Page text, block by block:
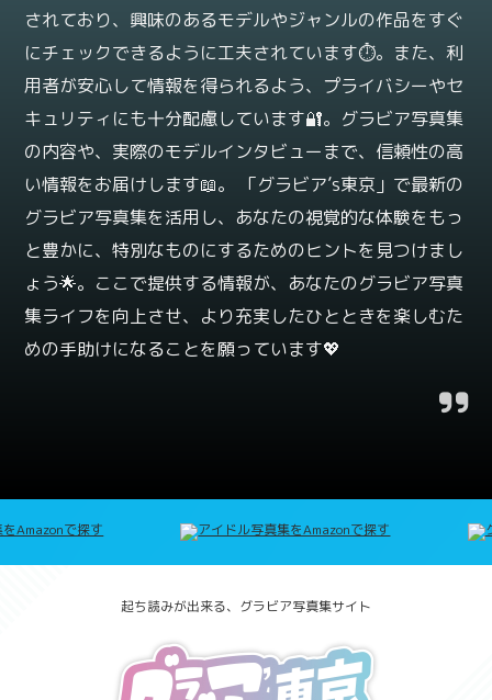
されており、興味のあるモデルやジャンルの作品をすぐ
にチェックできるように工夫されています⏱️。また、利
用者が安心して情報を得られるよう、プライバシーやセ
キュリティにも十分配慮しています🔐。グラビア写真集
の内容や、実際のモデルインタビューまで、信頼性の高
い情報をお届けします📖。 「グラビア’s東京」で最新の
グラビア写真集を活用し、あなたの視覚的な体験をもっ
と豊かに、特別なものにするためのヒントを見つけまし
ょう🌟。ここで提供する情報が、あなたのグラビア写真
集ライフを向上させ、より充実したひとときを楽しむた
めの手助けになることを願っています💖
起ち読みが出来る、グラビア写真集サイト